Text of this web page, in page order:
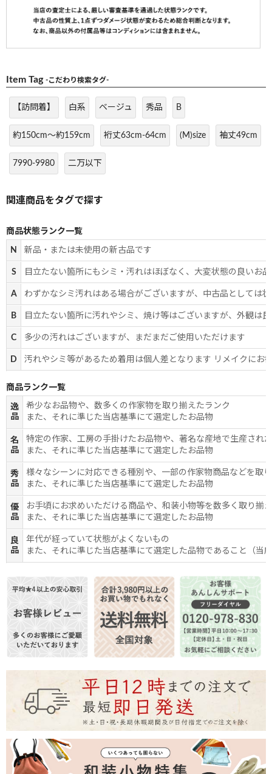
Item Tag -こだわり検索タグ-
【訪問着】 白系 ベージュ 秀品 B
約150cm～約159cm 裄丈63cm-64cm (M)size 袖丈49cm
7990-9980 二万以下
商品状態ランク一覧
N 新品・または未使用の新古品です
S 目立たない箇所にもシミ・汚れはほぼなく、大変状態の良いお
A わずかなシミ汚れはある場合がございますが、中古品としては
B 目立たない箇所に汚れやシミ、焼け等はございますが、外観は
C 多少の汚れはございますが、まだまだご使用いただけます
D 汚れやシミ等があるため着用は個人差となります リメイクにお
商品ランク一覧
逸
品
希少なお品物や、数多くの作家物を取り揃えたランク
また、それに準じた当店基準にて選定したお品物
名
品
特定の作家、工房の手掛けたお品物や、著名な産地で生産され
また、それに準じた当店基準にて選定したお品物
秀
品
様々なシーンに対応できる種別や、一部の作家物商品などを取
また、それに準じた当店基準にて選定したお品物
優
品
お手頃にお求めいただける商品や、和装小物等を数多く取り揃
また、それに準じた当店基準にて選定したお品物
良
品
年代が経っていて状態がよくないもの
また、それに準じた当店基準にて選定した品物であること（当